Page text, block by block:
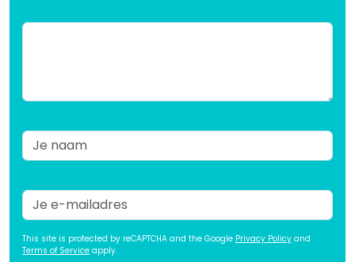
This site is protected by reCAPTCHA and the Google Privacy Policy and
Terms of Service apply.